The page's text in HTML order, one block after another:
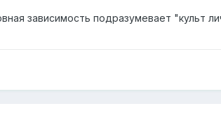
зависимость подразумевает "культ